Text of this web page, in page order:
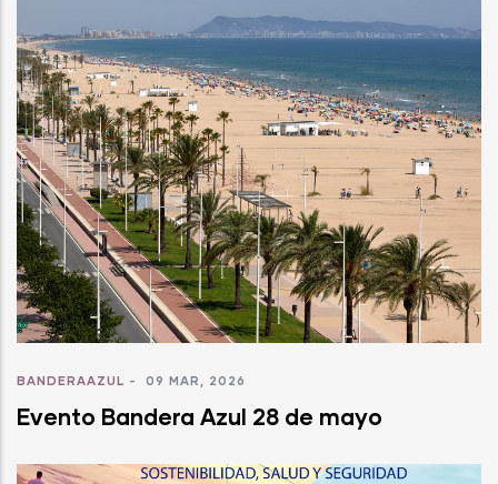
BANDERAAZUL - 09 MAR, 2026
Evento Bandera Azul 28 de mayo